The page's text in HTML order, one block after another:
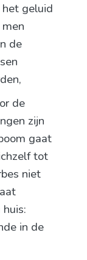
geluid
de
de
zijn
gaat
tot
niet
in de